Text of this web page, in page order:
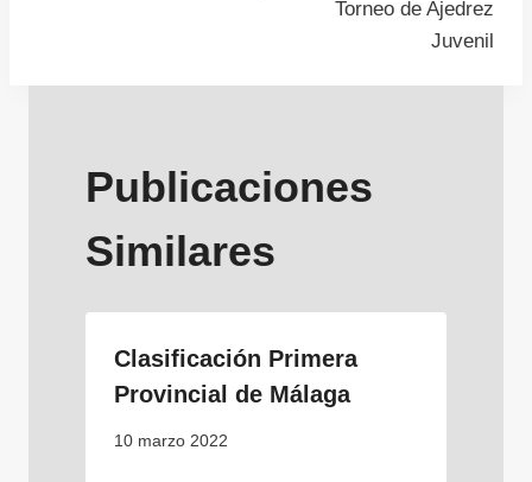
Torneo de Ajedrez
Juvenil
Publicaciones
Similares
Clasificación Primera
Provincial de Málaga
10 marzo 2022